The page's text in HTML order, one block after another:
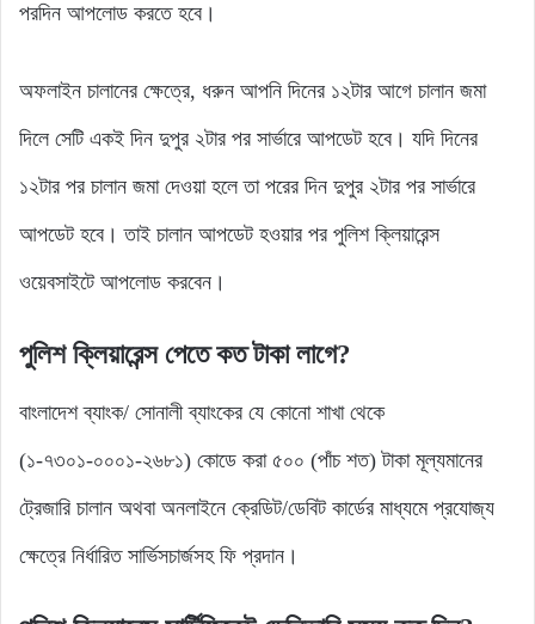
পরদিন আপলোড করতে হবে।
অফলাইন চালানের ক্ষেত্রে, ধরুন আপনি দিনের ১২টার আগে চালান জমা
দিলে সেটি একই দিন দুপুর ২টার পর সার্ভারে আপডেট হবে। যদি দিনের
১২টার পর চালান জমা দেওয়া হলে তা পরের দিন দুপুর ২টার পর সার্ভারে
আপডেট হবে। তাই চালান আপডেট হওয়ার পর পুলিশ ক্লিয়ারেন্স
ওয়েবসাইটে আপলোড করবেন।
পুলিশ ক্লিয়ারেন্স পেতে কত টাকা লাগে?
বাংলাদেশ ব্যাংক/ সোনালী ব্যাংকের যে কোনো শাখা থেকে
(১-৭৩০১-০০০১-২৬৮১) কোডে করা ৫০০ (পাঁচ শত) টাকা মূল্যমানের
ট্রেজারি চালান অথবা অনলাইনে ক্রেডিট/ডেবিট কার্ডের মাধ্যমে প্রযোজ্য
ক্ষেত্রে নির্ধারিত সার্ভিসচার্জসহ ফি প্রদান।